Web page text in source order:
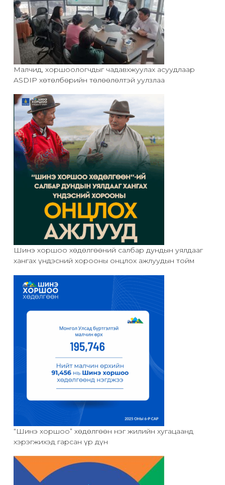
Малчид, хоршоологчдыг чадавхжуулах асуудлаар
ASDIP хөтөлбөрийн төлөөлөлтэй уулзлаа
Шинэ хоршоо хөдөлгөөний салбар дундын уялдааг
хангах үндэсний хорооны онцлох ажлуудын тойм
“Шинэ хоршоо” хөдөлгөөн нэг жилийн хугацаанд
хэрэгжихэд гарсан үр дүн